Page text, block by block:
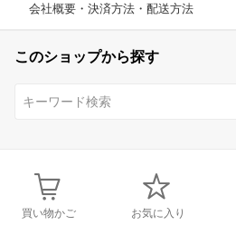
会社概要・決済方法・配送方法
このショップから探す
買い物かご お気に入り